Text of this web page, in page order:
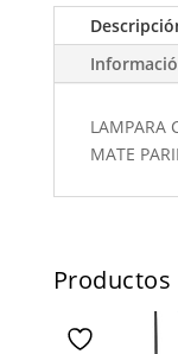
LAMPARA
MATE